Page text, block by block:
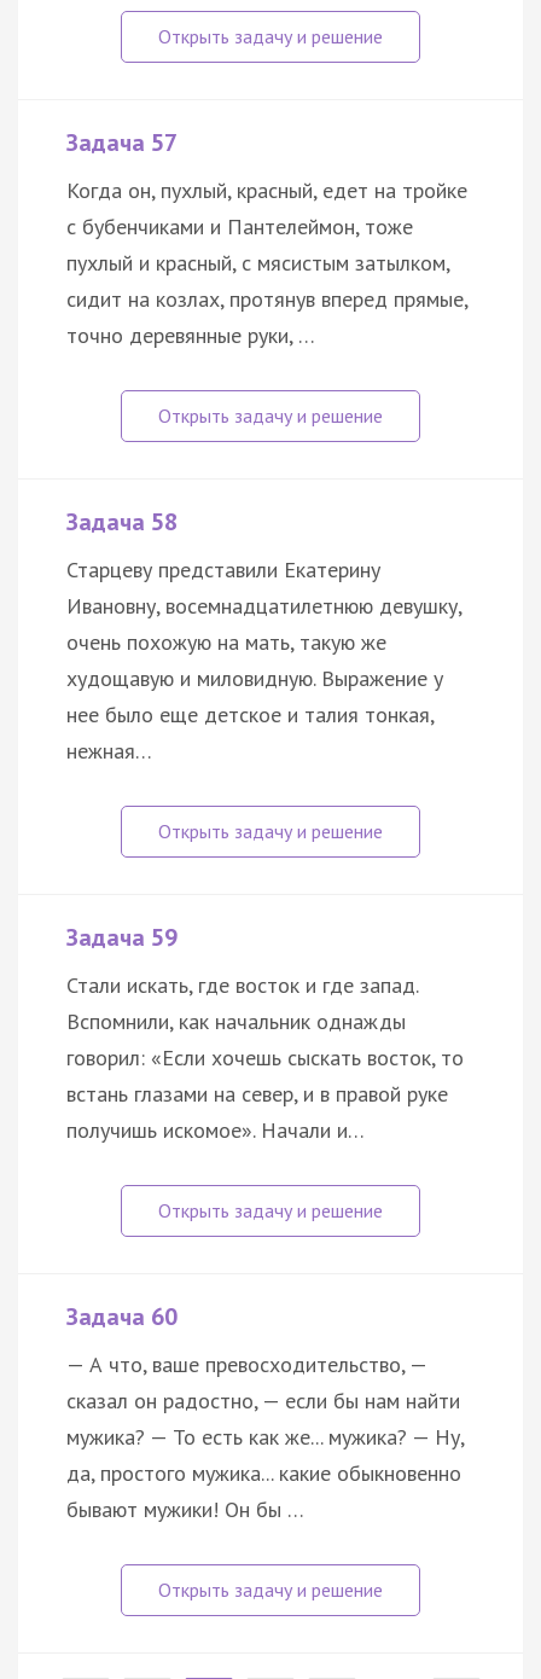
Задача 57
Когда он, пухлый, красный, едет на тройке
с бубенчиками и Пантелеймон, тоже
пухлый и красный, с мясистым затылком,
сидит на козлах, протянув вперед прямые,
точно деревянные руки, …
Задача 58
Старцеву представили Екатерину
Ивановну, восемнадцатилетнюю девушку,
очень похожую на мать, такую же
худощавую и миловидную. Выражение у
нее было еще детское и талия тонкая,
нежная…
Задача 59
Стали искать, где восток и где запад.
Вспомнили, как начальник однажды
говорил: «Если хочешь сыскать восток, то
встань глазами на север, и в правой руке
получишь искомое». Начали и…
Задача 60
— А что, ваше превосходительство, —
сказал он радостно, — если бы нам найти
мужика? — То есть как же... мужика? — Ну,
да, простого мужика... какие обыкновенно
бывают мужики! Он бы …